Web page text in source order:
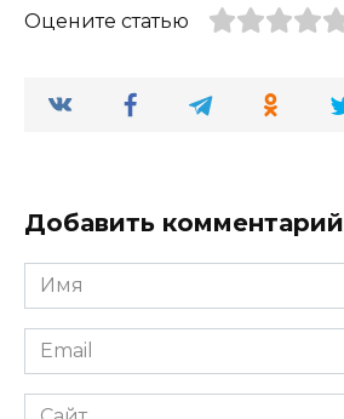
Оцените статью
Добавить комментарий
Имя
*
Email
*
Сайт